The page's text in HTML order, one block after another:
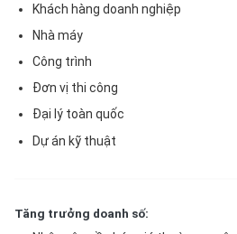
Khách hàng doanh nghiệp
Nhà máy
Công trình
Đơn vị thi công
Đại lý toàn quốc
Dự án kỹ thuật
Tăng trưởng doanh số: